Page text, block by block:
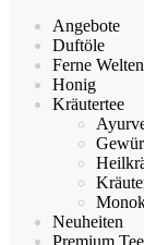
Angebote
Duftöle
Ferne Welten
Honig
Kräutertee
Neuheiten
Premium Tee